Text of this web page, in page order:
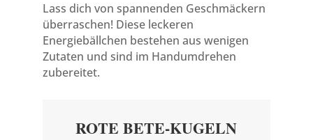
Lass dich von spannenden Geschmäckern
überraschen! Diese leckeren
Energiebällchen bestehen aus wenigen
Zutaten und sind im Handumdrehen
zubereitet.
ROTE BETE-KUGELN